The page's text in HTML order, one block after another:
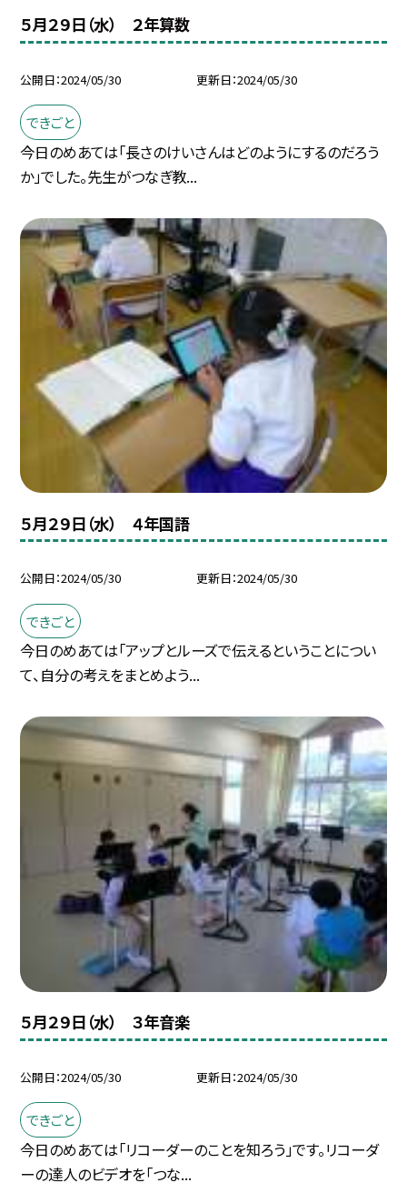
５月２９日（水） ２年算数
公開日 2024/05/30 更新日 2024/05/30
できごと
今日のめあては「長さのけいさんはどのようにするのだろう
か」でした。先生がつなぎ教...
５月２９日（水） ４年国語
公開日 2024/05/30 更新日 2024/05/30
できごと
今日のめあては「アップとルーズで伝えるということについ
て、自分の考えをまとめよう...
５月２９日（水） ３年音楽
公開日 2024/05/30 更新日 2024/05/30
できごと
今日のめあては「リコーダーのことを知ろう」です。リコーダ
ーの達人のビデオを「つな...